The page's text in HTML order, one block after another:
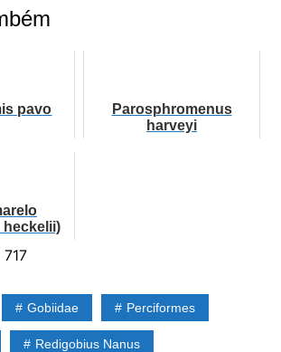
pavo
Parosphromenus
harveyi
717
Gobiidae Perciformes
Redigobius Nanus